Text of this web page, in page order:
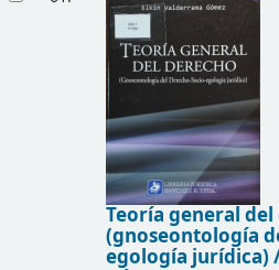
Teoría general del
(gnoseontología
egología jurídica)